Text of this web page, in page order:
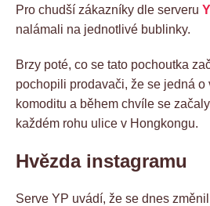
Pro chudší zákazníky dle serveru
nalámali na jednotlivé bublinky.
Brzy poté, co se tato pochoutka
pochopili prodavači, že se jedná o
komoditu a během chvíle se
každém rohu ulice v Hongkongu.
Hvězda instagramu
Serve YP uvádí, že se dnes